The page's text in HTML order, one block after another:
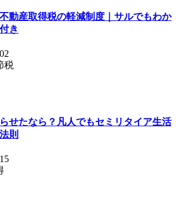
動産取得税の軽減制度｜サルでもわか
き
税
せたなら？凡人でもセミリタイア生活
則